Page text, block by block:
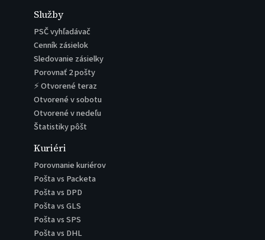
Služby
PSČ vyhľadávač
Cenník zásielok
Sledovanie zásielky
Porovnať 2 pošty
⚡ Otvorené teraz
Otvorené v sobotu
Otvorené v nedeľu
Štatistiky pôšt
Kuriéri
Porovnanie kuriérov
Pošta vs Packeta
Pošta vs DPD
Pošta vs GLS
Pošta vs SPS
Pošta vs DHL